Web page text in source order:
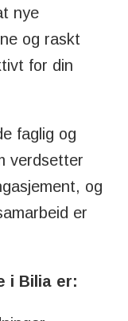
nye
og raskt
for din
faglig og
verdsetter
og
er
i Bilia er: